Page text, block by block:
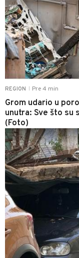
REGION Pre 4 min
Grom udario u
unutra: Sve što su
(Foto)